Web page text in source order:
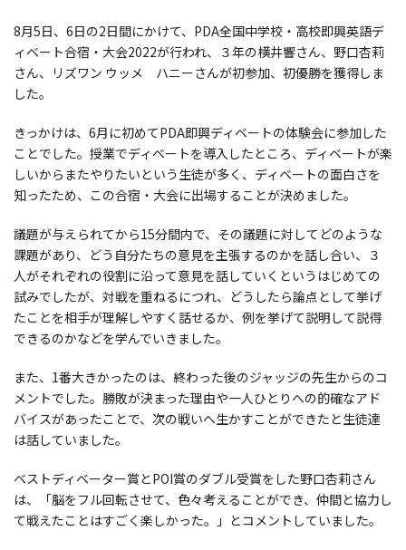
8月5日、6日の2日間にかけて、PDA全国中学校・高校即興英語デ
ィベート合宿・大会2022が行われ、３年の横井響さん、野口杏莉
さん、リズワン ウッメ ハニーさんが初参加、初優勝を獲得しま
した。
きっかけは、6月に初めてPDA即興ディベートの体験会に参加した
ことでした。授業でディベートを導入したところ、ディベートが楽
しいからまたやりたいという生徒が多く、ディベートの面白さを
知ったため、この合宿・大会に出場することが決めました。
議題が与えられてから15分間内で、その議題に対してどのような
課題があり、どう自分たちの意見を主張するのかを話し合い、３
人がそれぞれの役割に沿って意見を話していくというはじめての
試みでしたが、対戦を重ねるにつれ、どうしたら論点として挙げ
たことを相手が理解しやすく話せるか、例を挙げて説明して説得
できるのかなどを学んでいきました。
また、1番大きかったのは、終わった後のジャッジの先生からのコ
メントでした。勝敗が決まった理由や一人ひとりへの的確なアド
バイスがあったことで、次の戦いへ生かすことができたと生徒達
は話していました。
ベストディベーター賞とPOI賞のダブル受賞をした野口杏莉さん
は、「脳をフル回転させて、色々考えることができ、仲間と協力し
て戦えたことはすごく楽しかった。」とコメントしていました。